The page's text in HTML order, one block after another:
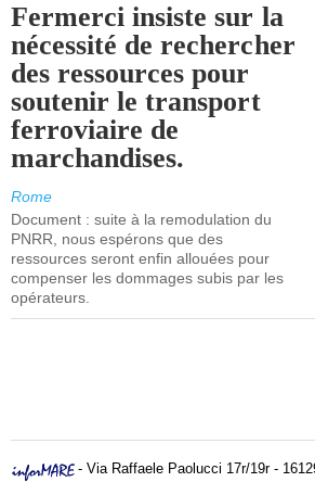
Fermerci insiste sur la
nécessité de rechercher
des ressources pour
soutenir le transport
ferroviaire de
marchandises.
Rome
Document : suite à la remodulation du
PNRR, nous espérons que des
ressources seront enfin allouées pour
compenser les dommages subis par les
opérateurs.
- Via Raffaele Paolucci 17r/19r -